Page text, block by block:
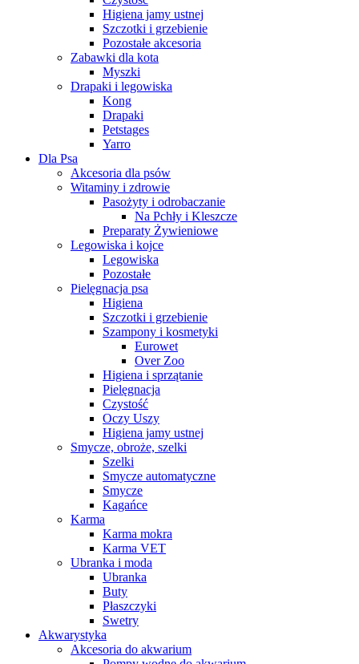
Higiena jamy ustnej
Szczotki i grzebienie
Pozostałe akcesoria
Zabawki dla kota
Myszki
Drapaki i legowiska
Kong
Drapaki
Petstages
Yarro
Dla Psa
Akcesoria dla psów
Witaminy i zdrowie
Pasożyty i odrobaczanie
Na Pchły i Kleszcze
Preparaty Żywieniowe
Legowiska i kojce
Legowiska
Pozostałe
Pielęgnacja psa
Higiena
Szczotki i grzebienie
Szampony i kosmetyki
Eurowet
Over Zoo
Higiena i sprzątanie
Pielęgnacja
Czystość
Oczy Uszy
Higiena jamy ustnej
Smycze, obroże, szelki
Szelki
Smycze automatyczne
Smycze
Kagańce
Karma
Karma mokra
Karma VET
Ubranka i moda
Ubranka
Buty
Płaszczyki
Swetry
Akwarystyka
Akcesoria do akwarium